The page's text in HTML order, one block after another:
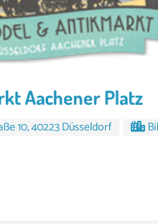
Aachener Platz
10, 40223 Düsseldorf